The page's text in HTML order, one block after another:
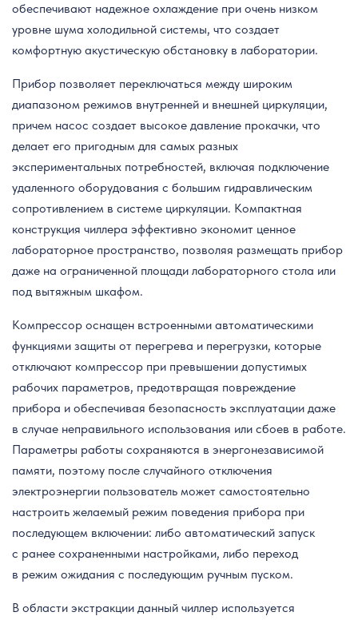
обеспечивают надежное охлаждение при очень низком
уровне шума холодильной системы, что создает
комфортную акустическую обстановку в лаборатории.
Прибор позволяет переключаться между широким
диапазоном режимов внутренней и внешней циркуляции,
причем насос создает высокое давление прокачки, что
делает его пригодным для самых разных
экспериментальных потребностей, включая подключение
удаленного оборудования с большим гидравлическим
сопротивлением в системе циркуляции. Компактная
конструкция чиллера эффективно экономит ценное
лабораторное пространство, позволяя размещать прибор
даже на ограниченной площади лабораторного стола или
под вытяжным шкафом.
Компрессор оснащен встроенными автоматическими
функциями защиты от перегрева и перегрузки, которые
отключают компрессор при превышении допустимых
рабочих параметров, предотвращая повреждение
прибора и обеспечивая безопасность эксплуатации даже
в случае неправильного использования или сбоев в работе.
Параметры работы сохраняются в энергонезависимой
памяти, поэтому после случайного отключения
электроэнергии пользователь может самостоятельно
настроить желаемый режим поведения прибора при
последующем включении: либо автоматический запуск
с ранее сохраненными настройками, либо переход
в режим ожидания с последующим ручным пуском.
В области экстракции данный чиллер используется